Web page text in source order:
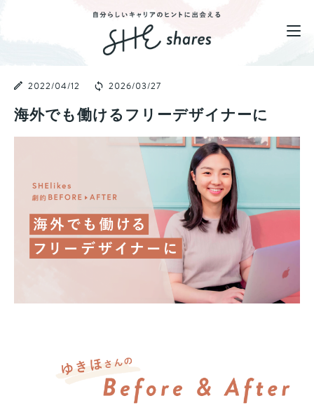
2022/04/12 2026/03/27
海外でも働けるフリーデザイナーに